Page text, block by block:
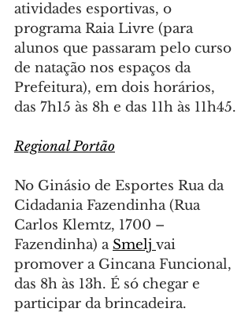
atividades esportivas, o
programa Raia Livre (para
alunos que passaram pelo curso
de natação nos espaços da
Prefeitura), em dois horários,
das 7h15 às 8h e das 11h às 11h45.
Regional Portão
No Ginásio de Esportes Rua da
Cidadania Fazendinha (Rua
Carlos Klemtz, 1700 –
Fazendinha) a Smelj vai
promover a Gincana Funcional,
das 8h às 13h. É só chegar e
participar da brincadeira.